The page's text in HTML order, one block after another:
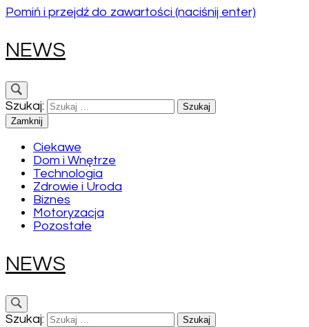
Pomiń i przejdź do zawartości (naciśnij enter)
NEWS
Szukaj:
Zamknij
Ciekawe
Dom i Wnętrze
Technologia
Zdrowie i Uroda
Biznes
Motoryzacja
Pozostałe
NEWS
Szukaj: